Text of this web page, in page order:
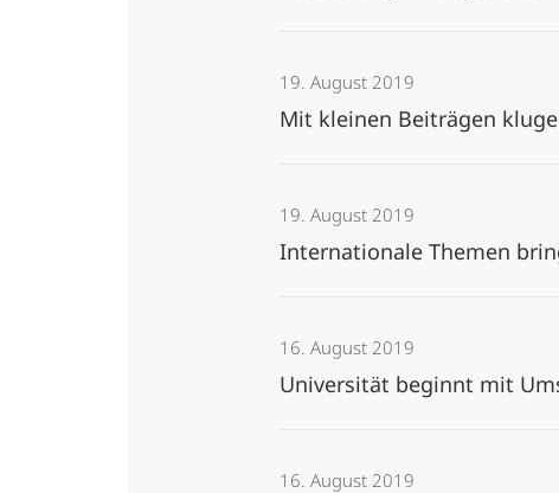
19. August 2019
Mit kleinen Beiträgen
19. August 2019
Internationale Themen
16. August 2019
Universität beginnt mit
16. August 2019